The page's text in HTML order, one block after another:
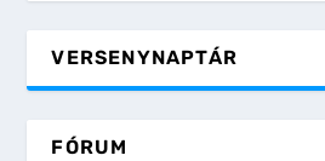
VERSENYNAPTÁR
FÓRUM